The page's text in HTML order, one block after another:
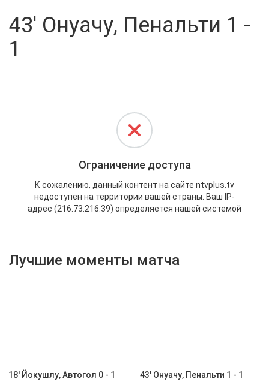
О сайте
Активировать промокод
43' Онуачу, Пенальти 1 -
1
Лучшие моменты матча
18' Йокушлу, Автогол 0 - 1 43' Онуачу, Пенальти 1 - 1